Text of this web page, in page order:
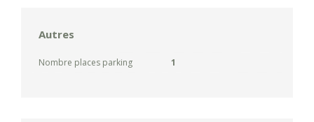
Autres
Nombre places parking 1